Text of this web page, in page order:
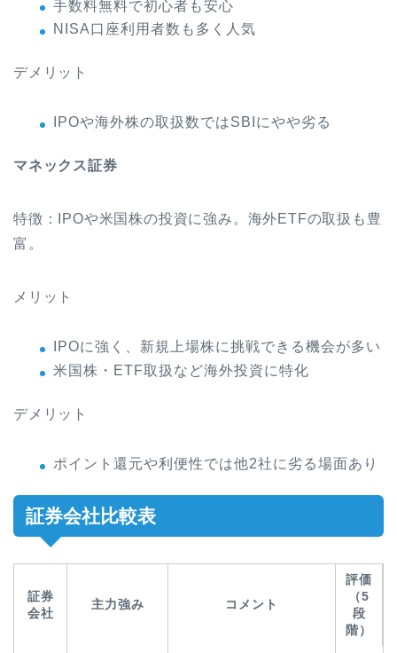
手数料無料で初心者も安心
NISA口座利用者数も多く人気
デメリット
IPOや海外株の取扱数ではSBIにやや劣る
マネックス証券
特徴：IPOや米国株の投資に強み。海外ETFの取扱も豊
富。
メリット
IPOに強く、新規上場株に挑戦できる機会が多い
米国株・ETF取扱など海外投資に特化
デメリット
ポイント還元や利便性では他2社に劣る場面あり
証券会社比較表
証券
会社
主力強み コメント
評価
（5
段
階）